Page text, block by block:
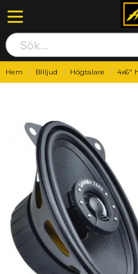
Hem Billjud Högtalare 4x6"